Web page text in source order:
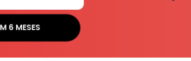
6 MESES